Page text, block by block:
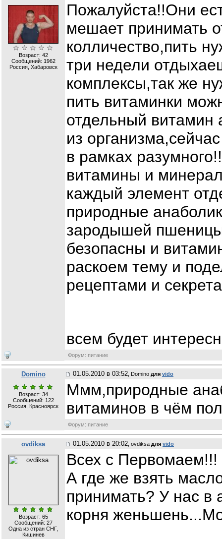
Возраст: 42
Сообщений: 1962
Россия, Хабаровск
Пожалуйста!!Они
мешает принимать
колличество,пить
три недели
комплексы,так же
пить витаминки
отдельный витамин
из
в рамках
витамины и
каждый элемент
природные
зародышей
безопасны и
раскоем тему и
рецептами и
всем будет
Форум: питание
Domino 01.05.2010 в 03:52 , Domino для vido
Возраст: 34
Сообщений: 122
Россия, Красноярск
Ммм,природные
витаминов в чём
Форум: питание
ovdiksa 01.05.2010 в 20:02 , ovdiksa для vido
Возраст: 65
Сообщений: 27
Одна из стран СНГ,
Кишинев
Всех с Первомаем!!!
А где же взять
принимать? У нас в
корня